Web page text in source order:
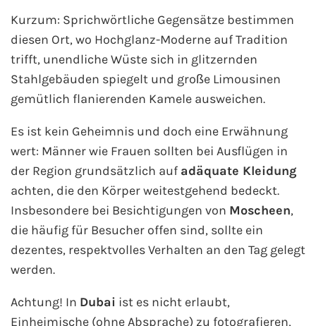
Flusskreuzfahrten
A-ROSA Flusskreuzfahrten
VIVA Cruises Flusskreuzfahrten
Plantours Flusskreuzfahrten
1AVista Flusskreuzfahrten
Phoenix Reisen Flusskreuzfahrten
Last Minute Flusskreuzfahrten
Fähren
Kurzum: Sprichwörtliche Gegensätze bestimmen
diesen Ort, wo Hochglanz-Moderne auf Tradition
trifft, unendliche Wüste sich in glitzernden
Stahlgebäuden spiegelt und große Limousinen
gemütlich flanierenden Kamele ausweichen.
Es ist kein Geheimnis und doch eine Erwähnung
wert: Männer wie Frauen sollten bei Ausflügen in
der Region grundsätzlich auf adäquate Kleidung
achten, die den Körper weitestgehend bedeckt.
Insbesondere bei Besichtigungen von Moscheen,
die häufig für Besucher offen sind, sollte ein
dezentes, respektvolles Verhalten an den Tag gelegt
werden.
Achtung! In Dubai ist es nicht erlaubt,
Einheimische (ohne Absprache) zu fotografieren,